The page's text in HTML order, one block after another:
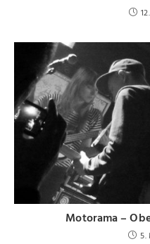
Motorama –
5.